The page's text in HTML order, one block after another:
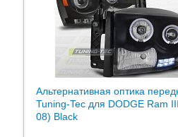
Альтернативная оптика
Tuning-Tec для DODGE Ram
08) Black